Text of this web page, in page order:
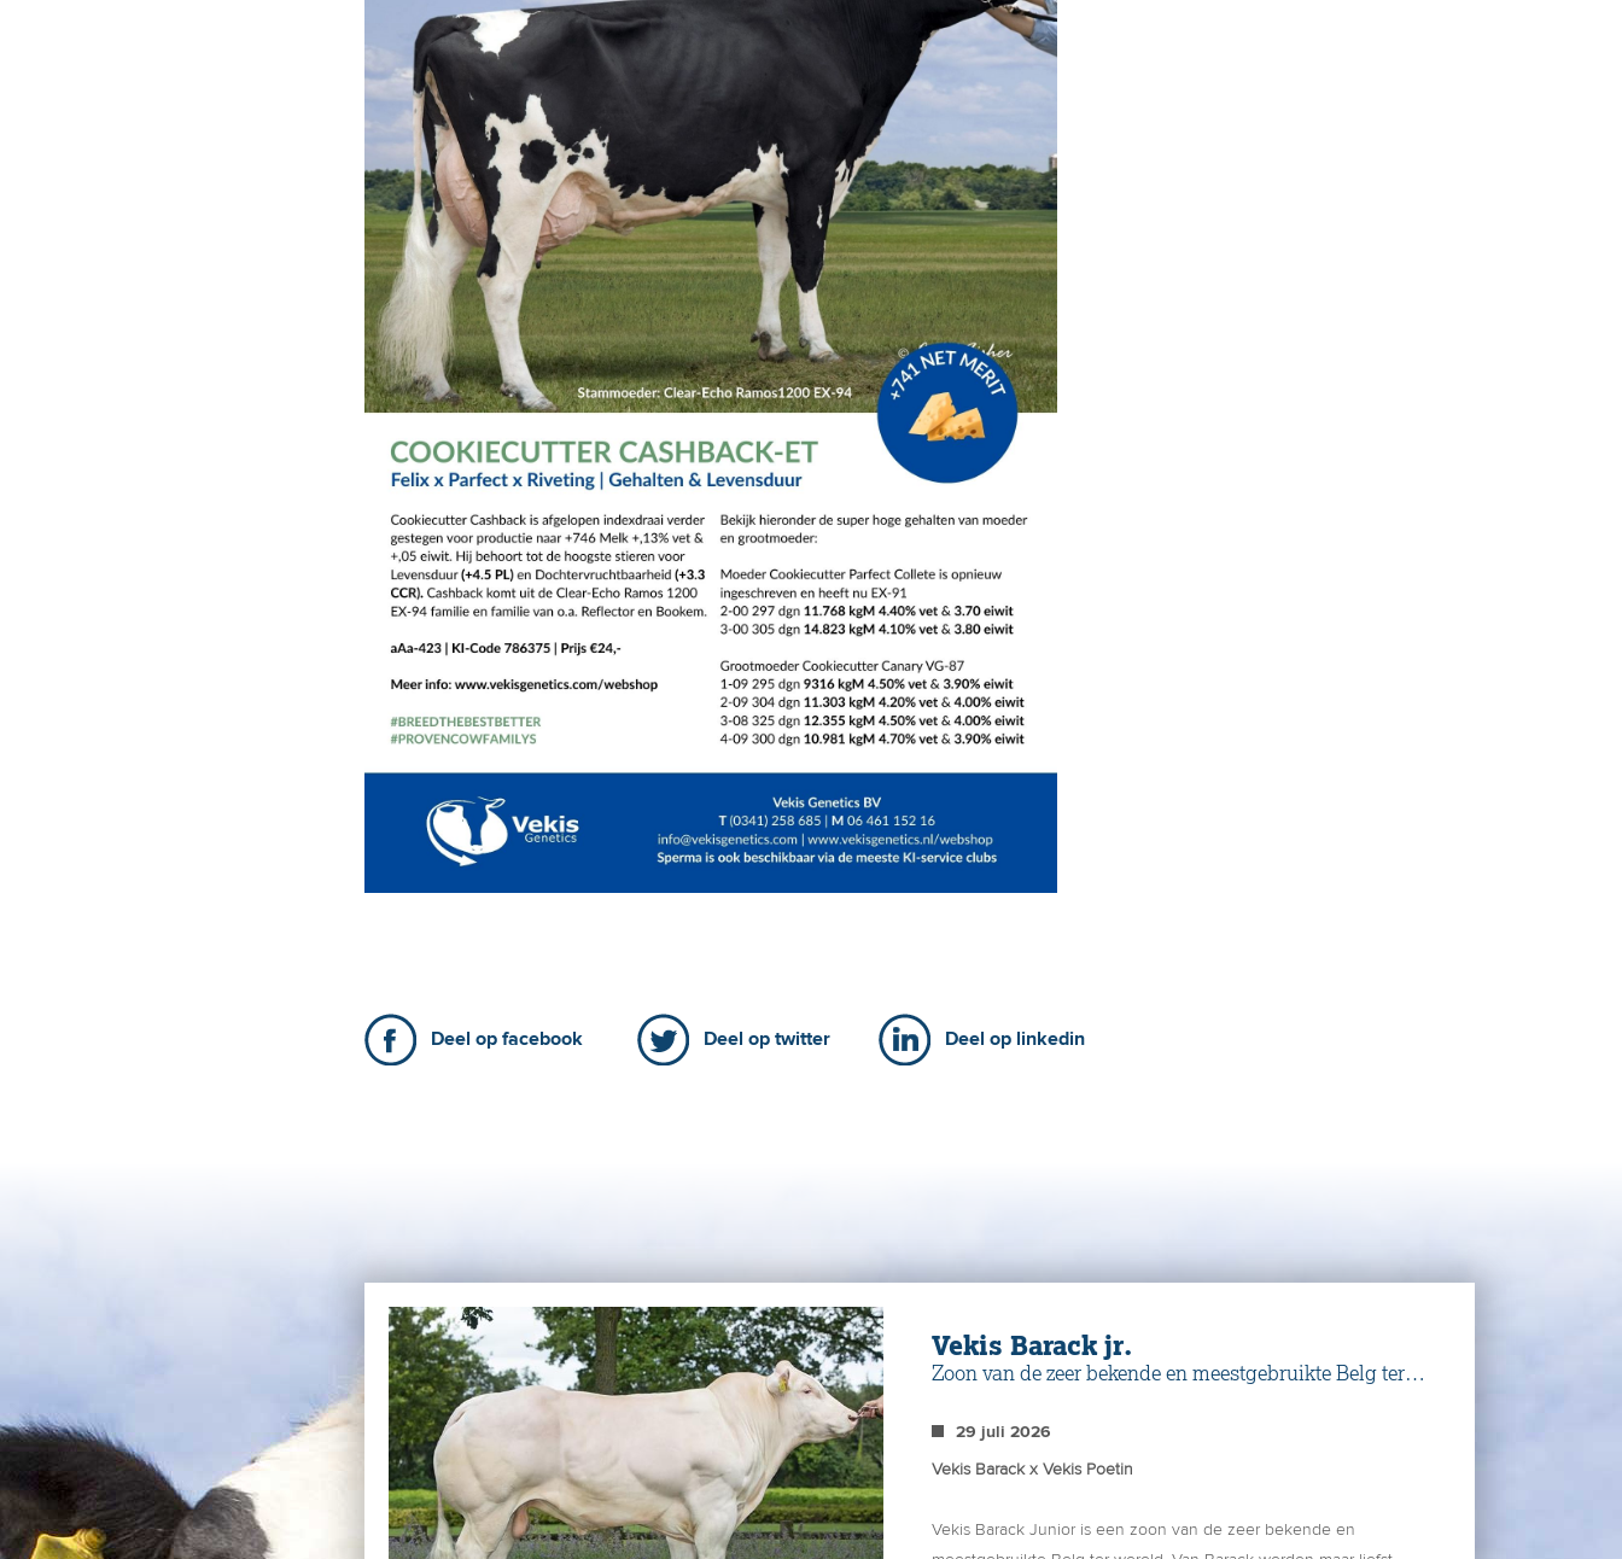
Deel op facebook Deel op twitter Deel op linkedin
Vekis Barack jr.
Zoon van de zeer bekende en meestgebruikte Belg ter
29 juli 2026
Vekis Barack x Vekis Poetin
Vekis Barack Junior is een zoon van de zeer bekende en